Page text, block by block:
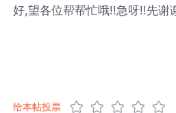
好,望各位帮帮忙哦!!急呀!!先谢
给本帖投票